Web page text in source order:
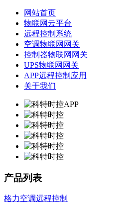
网站首页
物联网云平台
远程控制系统
空调物联网网关
控制器物联网网关
UPS物联网网关
APP远程控制应用
关于我们
产品列表
格力空调远程控制